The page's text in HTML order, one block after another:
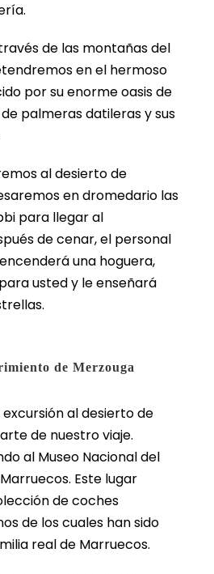
de las montañas del
en el hermoso
por su enorme oasis de
palmeras datileras y sus
al desierto de
en dromedario las
para llegar al
de cenar, el personal
una hoguera,
usted y le enseñará
de Merzouga
al desierto de
de nuestro viaje.
al Museo Nacional del
Este lugar
de coches
de los cuales han sido
real de Marruecos.